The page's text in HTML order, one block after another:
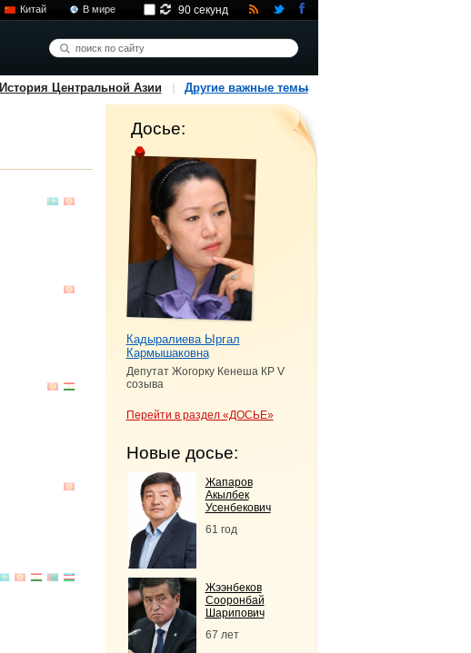
Китай В мире 90 секунд
История Центральной Азии Другие важные темы
Досье:
Кадыралиева Ыргал
Кармышаковна
Депутат Жогорку Кенеша КР V
созыва
Перейти в раздел «ДОСЬЕ»
Новые досье:
Жапаров
Акылбек
Усенбекович
61 год
Жээнбеков
Сооронбай
Шарипович
67 лет